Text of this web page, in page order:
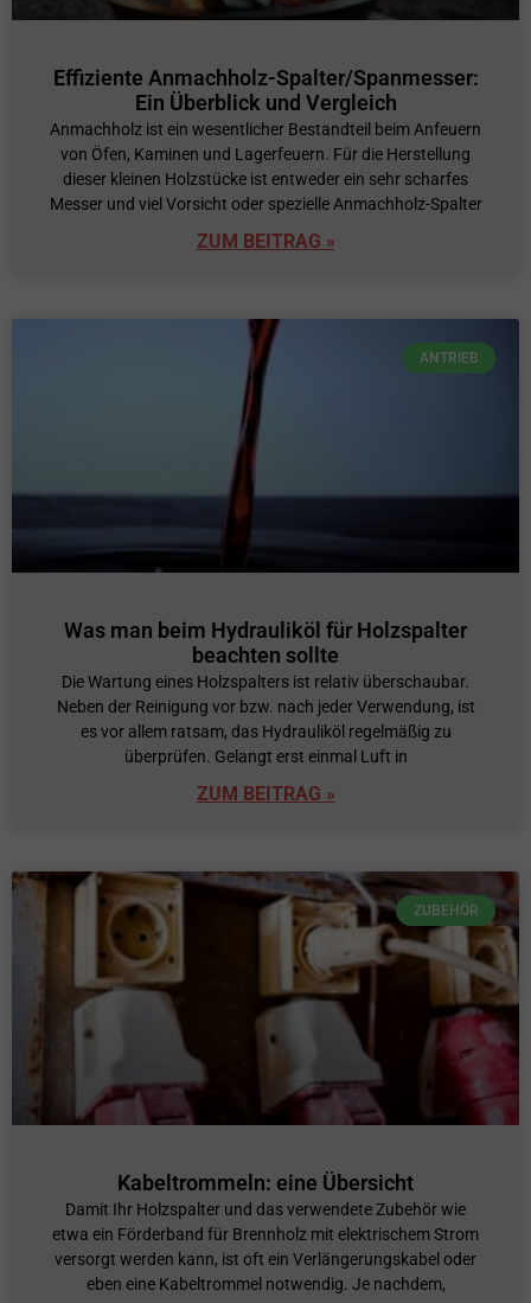
Effiziente Anmachholz-Spalter/Spanmesser:
Ein Überblick und Vergleich
Anmachholz ist ein wesentlicher Bestandteil beim Anfeuern
von Öfen, Kaminen und Lagerfeuern. Für die Herstellung
dieser kleinen Holzstücke ist entweder ein sehr scharfes
Messer und viel Vorsicht oder spezielle Anmachholz-Spalter
ZUM BEITRAG »
ANTRIEB
Was man beim Hydrauliköl für Holzspalter
beachten sollte
Die Wartung eines Holzspalters ist relativ überschaubar.
Neben der Reinigung vor bzw. nach jeder Verwendung, ist
es vor allem ratsam, das Hydrauliköl regelmäßig zu
überprüfen. Gelangt erst einmal Luft in
ZUM BEITRAG »
ZUBEHÖR
Kabeltrommeln: eine Übersicht
Damit Ihr Holzspalter und das verwendete Zubehör wie
etwa ein Förderband für Brennholz mit elektrischem Strom
versorgt werden kann, ist oft ein Verlängerungskabel oder
eben eine Kabeltrommel notwendig. Je nachdem,